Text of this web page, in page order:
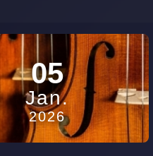
05
Jan.
2026